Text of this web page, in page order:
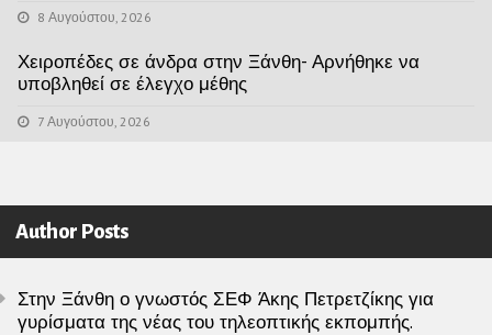
8 Αυγούστου, 2026
Χειροπέδες σε άνδρα στην Ξάνθη- Αρνήθηκε να
υποβληθεί σε έλεγχο μέθης
7 Αυγούστου, 2026
Author Posts
Στην Ξάνθη ο γνωστός ΣΕΦ Άκης Πετρετζίκης για
γυρίσματα της νέας του τηλεοπτικής εκπομπής.